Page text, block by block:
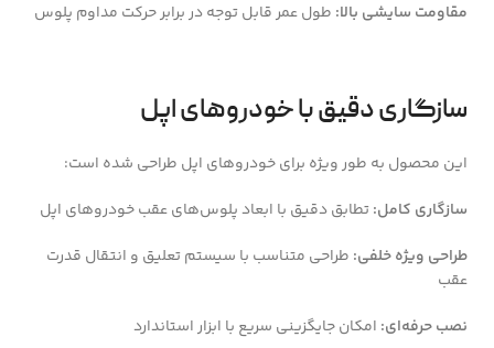
مقاومت سایشی بالا: طول عمر قابل توجه در برابر حرکت مداوم پلوس
سازگاری دقیق با خودروهای اپل
این محصول به طور ویژه برای خودروهای اپل طراحی شده است:
سازگاری کامل:تطابق دقیق با ابعاد پلوس‌های عقب خودروهای اپل
طراحی ویژه خلفی: طراحی متناسب با سیستم تعلیق و انتقال قدرت
عقب
نصب حرفه‌ای: امکان جایگزینی سریع با ابزار استاندارد